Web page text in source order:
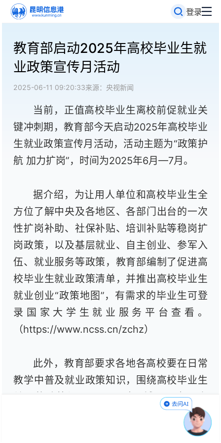
登录
教育部启动2025年高校毕业生就
业政策宣传月活动
2025-06-11 09:20:33来源：央视新闻
当前，正值高校毕业生离校前促就业关
键冲刺期，教育部今天启动2025年高校毕业
生就业政策宣传月活动，活动主题为“政策护
航 加力扩岗”，时间为2025年6月—7月。
据介绍，为让用人单位和高校毕业生全
方位了解中央及各地区、各部门出台的一次
性扩岗补助、社保补贴、培训补贴等稳岗扩
岗政策，以及基层就业、自主创业、参军入
伍、就业服务等政策，教育部编制了促进高
校毕业生就业政策清单，并推出高校毕业生
就业创业“政策地图”，有需求的毕业生可登
录国家大学生就业服务平台查看。
（https://www.ncss.cn/zchz）
此外，教育部要求各地各高校要在日常
教学中普及就业政策知识，围绕高校毕业生
关心的政策问题开展一对一辅导、专题宣
讲。在各类线下校园招聘活动中，设立政策
咨询台，安排就业指导教师等现场提供政策